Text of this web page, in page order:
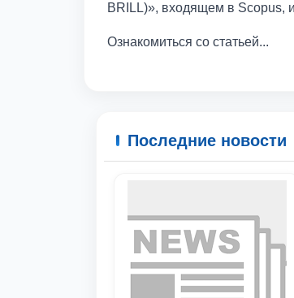
BRILL)», входящем в Scopus,
Ознакомиться со статьей...
Последние новости